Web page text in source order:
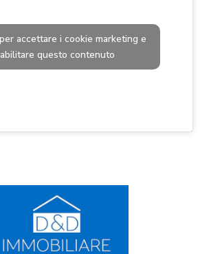
accettare i cookie marketing e
abilitare questo contenuto